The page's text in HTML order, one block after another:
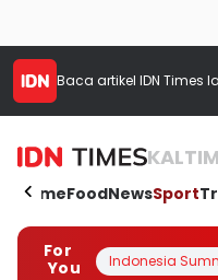
Baca artikel IDN Times
KALTIM
HomeFoodNewsSport
For
You
Indonesia